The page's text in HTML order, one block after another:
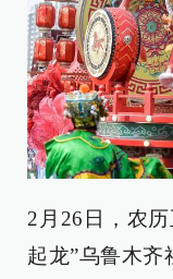
2月26日，农
起龙”乌鲁木齐